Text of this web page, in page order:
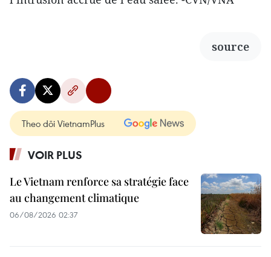
source
Theo dõi VietnamPlus
VOIR PLUS
Le Vietnam renforce sa stratégie face
au changement climatique
06/08/2026 02:37